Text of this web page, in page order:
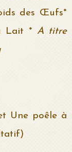
des Œufs*
Lait * A titre
Une poêle à